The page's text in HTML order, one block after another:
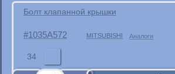
Болт клапанной крышки
1035A572 MITSUBISHI Аналоги
34